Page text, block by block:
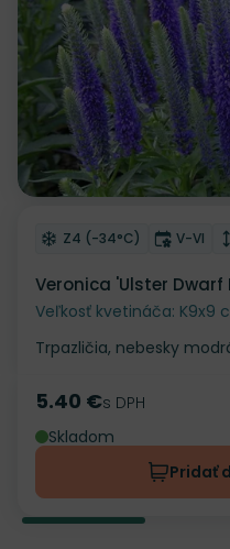
Odober do zoznamu
Mrazuvzdornosť
Z4 (-34°C) Doba
V-VI
Veronica 'Ulster Dwarf
Veľkosť kvetináča: K9x9
Trpazličia, nebesky
Cena
5.40 €s DPH
Skladom
Pridať